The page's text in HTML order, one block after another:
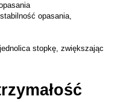
opasania,
stopkę, zwiększając